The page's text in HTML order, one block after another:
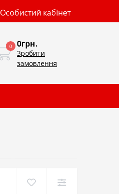
Особистий кабінет
0 0грн.
Зробити
замовлення